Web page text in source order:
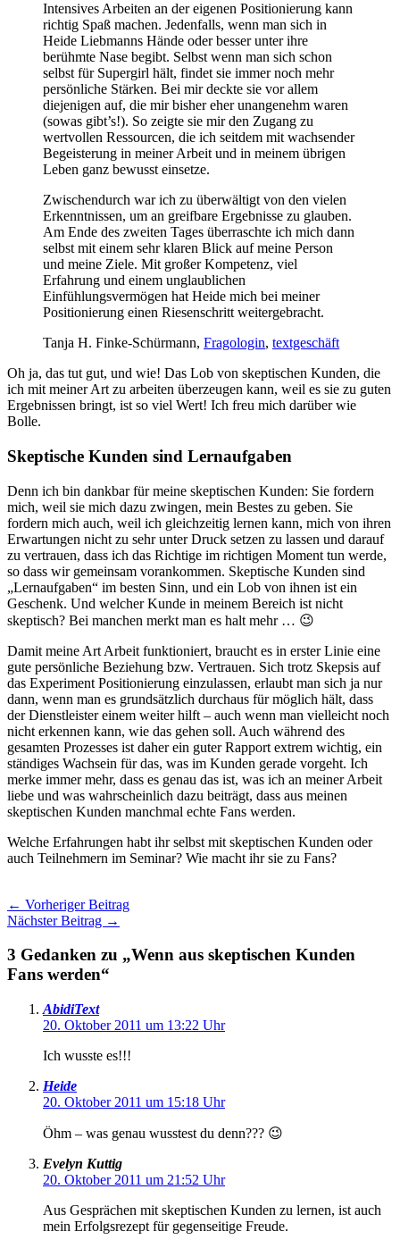
Intensives Arbeiten an der eigenen Positionierung kann
richtig Spaß machen. Jedenfalls, wenn man sich in
Heide Liebmanns Hände oder besser unter ihre
berühmte Nase begibt. Selbst wenn man sich schon
selbst für Supergirl hält, findet sie immer noch mehr
persönliche Stärken. Bei mir deckte sie vor allem
diejenigen auf, die mir bisher eher unangenehm waren
(sowas gibt’s!). So zeigte sie mir den Zugang zu
wertvollen Ressourcen, die ich seitdem mit wachsender
Begeisterung in meiner Arbeit und in meinem übrigen
Leben ganz bewusst einsetze.
Zwischendurch war ich zu überwältigt von den vielen
Erkenntnissen, um an greifbare Ergebnisse zu glauben.
Am Ende des zweiten Tages überraschte ich mich dann
selbst mit einem sehr klaren Blick auf meine Person
und meine Ziele. Mit großer Kompetenz, viel
Erfahrung und einem unglaublichen
Einfühlungsvermögen hat Heide mich bei meiner
Positionierung einen Riesenschritt weitergebracht.
Tanja H. Finke-Schürmann, Fragologin, textgeschäft
Oh ja, das tut gut, und wie! Das Lob von skeptischen Kunden, die
ich mit meiner Art zu arbeiten überzeugen kann, weil es sie zu guten
Ergebnissen bringt, ist so viel Wert! Ich freu mich darüber wie
Bolle.
Skeptische Kunden sind Lernaufgaben
Denn ich bin dankbar für meine skeptischen Kunden: Sie fordern
mich, weil sie mich dazu zwingen, mein Bestes zu geben. Sie
fordern mich auch, weil ich gleichzeitig lernen kann, mich von ihren
Erwartungen nicht zu sehr unter Druck setzen zu lassen und darauf
zu vertrauen, dass ich das Richtige im richtigen Moment tun werde,
so dass wir gemeinsam vorankommen. Skeptische Kunden sind
„Lernaufgaben“ im besten Sinn, und ein Lob von ihnen ist ein
Geschenk. Und welcher Kunde in meinem Bereich ist nicht
skeptisch? Bei manchen merkt man es halt mehr … 😉
Damit meine Art Arbeit funktioniert, braucht es in erster Linie eine
gute persönliche Beziehung bzw. Vertrauen. Sich trotz Skepsis auf
das Experiment Positionierung einzulassen, erlaubt man sich ja nur
dann, wenn man es grundsätzlich durchaus für möglich hält, dass
der Dienstleister einem weiter hilft – auch wenn man vielleicht noch
nicht erkennen kann, wie das gehen soll. Auch während des
gesamten Prozesses ist daher ein guter Rapport extrem wichtig, ein
ständiges Wachsein für das, was im Kunden gerade vorgeht. Ich
merke immer mehr, dass es genau das ist, was ich an meiner Arbeit
liebe und was wahrscheinlich dazu beiträgt, dass aus meinen
skeptischen Kunden manchmal echte Fans werden.
Welche Erfahrungen habt ihr selbst mit skeptischen Kunden oder
auch Teilnehmern im Seminar? Wie macht ihr sie zu Fans?
← Vorheriger Beitrag
Nächster Beitrag →
3 Gedanken zu „Wenn aus skeptischen Kunden
Fans werden“
AbidiText
20. Oktober 2011 um 13:22 Uhr
Ich wusste es!!!
Heide
20. Oktober 2011 um 15:18 Uhr
Öhm – was genau wusstest du denn??? 😉
Evelyn Kuttig
20. Oktober 2011 um 21:52 Uhr
Aus Gesprächen mit skeptischen Kunden zu lernen, ist auch
mein Erfolgsrezept für gegenseitige Freude.